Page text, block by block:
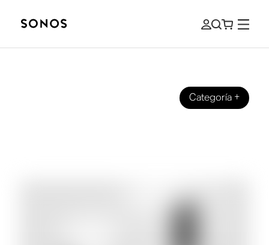
Categoría+